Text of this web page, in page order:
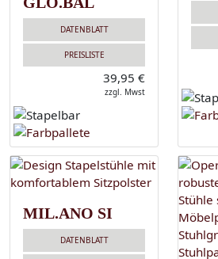
DATENBLATT
PREISLISTE
39,95 €
zzgl. Mwst
MIL.ANO SI
DATENBLATT